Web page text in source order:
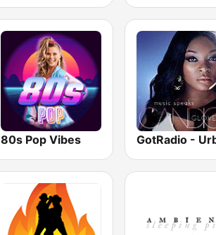
80s Pop Vibes